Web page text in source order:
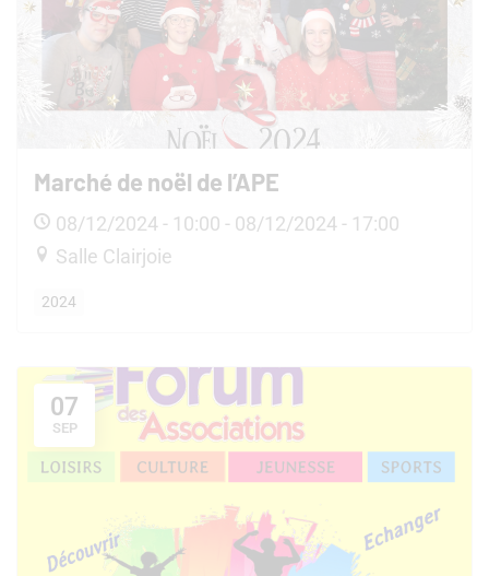
Marché de noël de l’APE
08/12/2024 - 10:00 - 08/12/2024 - 17:00
Salle Clairjoie
2024
07
SEP